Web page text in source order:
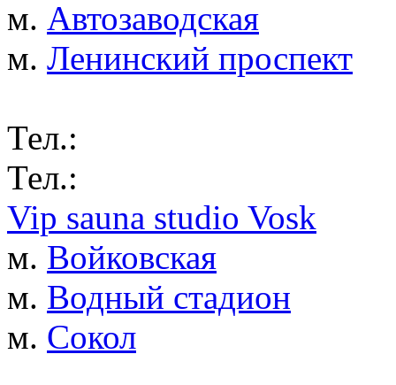
м. Автозаводская
м. Ленинский проспект
Тел.:
Тел.:
Vip sauna studio Vosk
м. Войковская
м. Водный стадион
м. Сокол